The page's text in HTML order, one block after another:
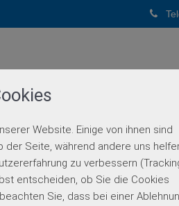
Website. Einige von ihnen sind
der Seite, während andere uns
zu verbessern
entscheiden, ob Sie die Cookies
Sie, dass bei einer
DIAGNOSTIK
Diagnostik